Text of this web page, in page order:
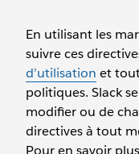
En utilisant les
suivre ces
d’utilisation et
politiques. Slack
modifier ou de
directives à tout
Pour en savoir